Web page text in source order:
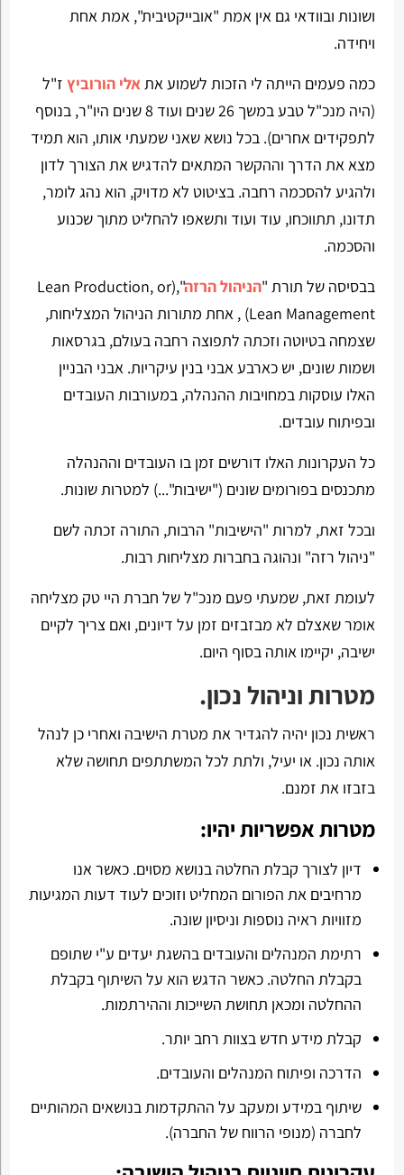
ושונות ובוודאי גם אין אמת "אובייקטיבית", אמת אחת
ויחידה.
כמה פעמים הייתה לי הזכות לשמוע אתאלי הורוביץז"ל
(היה מנכ"ל טבע במשך 26 שנים ועוד 8 שנים היו"ר, בנוסף
לתפקידים אחרים). בכל נושא שאני שמעתי אותו, הוא תמיד
מצא את הדרך וההקשר המתאים להדגיש את הצורך לדון
ולהגיע להסכמה רחבה. בציטוט לא מדויק, הוא נהג לומר,
תדונו, תתווכחו, עוד ועוד ותשאפו להחליט מתוך שכנוע
והסכמה.
בבסיסה של תורת "הניהול הרזה
",(Lean Production, or
Lean Management) , אחת מתורות הניהול המצליחות,
שצמחה בטיוטה וזכתה לתפוצה רחבה בעולם, בגרסאות
ושמות שונים, יש כארבע אבני בנין עיקריות. אבני הבניין
האלו עוסקות במחויבות ההנהלה, במעורבות העובדים
ובפיתוח עובדים.
כל העקרונות האלו דורשים זמן בו העובדים וההנהלה
מתכנסים בפורומים שונים ("ישיבות"...) למטרות שונות.
ובכל זאת, למרות "הישיבות" הרבות, התורה זכתה לשם
"ניהול רזה" ונהוגה בחברות מצליחות רבות.
לעומת זאת, שמעתי פעם מנכ"ל של חברת היי טק מצליחה
אומר שאצלם לא מבזבזים זמן על דיונים, ואם צריך לקיים
ישיבה, יקיימו אותה בסוף היום.
מטרות וניהול נכון.
ראשית נכון יהיה להגדיר את מטרת הישיבה ואחרי כן לנהל
אותה נכון. או יעיל, ולתת לכל המשתתפים תחושה שלא
בזבזו את זמנם.
מטרות אפשריות יהיו:
דיון לצורך קבלת החלטה בנושא מסוים. כאשר אנו
מרחיבים את הפורום המחליט וזוכים לעוד דעות המגיעות
מזוויות ראיה נוספות וניסיון שונה.
רתימת המנהלים והעובדים בהשגת יעדים ע"י שתופם
בקבלת החלטה. כאשר הדגש הוא על השיתוף בקבלת
ההחלטה ומכאן תחושת השייכות וההירתמות.
קבלת מידע חדש בצוות רחב יותר.
הדרכה ופיתוח המנהלים והעובדים.
שיתוף במידע ומעקב על ההתקדמות בנושאים המהותיים
לחברה (מנופי הרווח של החברה).